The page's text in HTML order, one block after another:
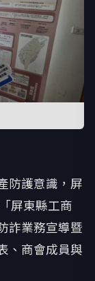
護意識，屏
屏東縣工商
詐業務宣導暨
、商會成員與